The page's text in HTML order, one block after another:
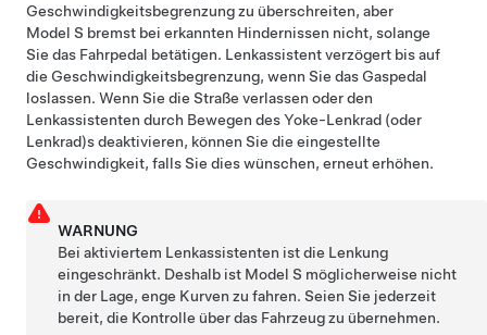
Geschwindigkeitsbegrenzung zu überschreiten, aber
Model S bremst bei erkannten Hindernissen nicht, solange
Sie das Fahrpedal betätigen. Lenkassistentverzögert bis auf
die Geschwindigkeitsbegrenzung, wenn Sie das Gaspedal
loslassen. Wenn Sie die Straße verlassen oder den
Lenkassistenten durch Bewegen desYoke-Lenkrad (oder
Lenkrad)s deaktivieren, können Sie die eingestellte
Geschwindigkeit, falls Sie dies wünschen, erneut erhöhen.
WARNUNG
Bei aktiviertem Lenkassistenten ist die Lenkung
eingeschränkt. Deshalb ist Model S möglicherweise nicht
in der Lage, enge Kurven zu fahren. Seien Sie jederzeit
bereit, die Kontrolle über das Fahrzeug zu übernehmen.